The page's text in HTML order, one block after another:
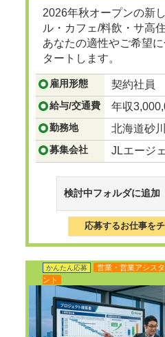
2026年秋オープンの新
ル・カフェ/料飲・サ高
あなたの適性やご希望
タートします。
【お任せするポジション
...つづきを見る
雇用形態 契約社員
給与/交通費 年収
勤務地 北海道砂
募集会社 JLエージ
検討中フォルダに追加
応募するお仕事を
かんたん応募
営業・営業アシスタ
ント